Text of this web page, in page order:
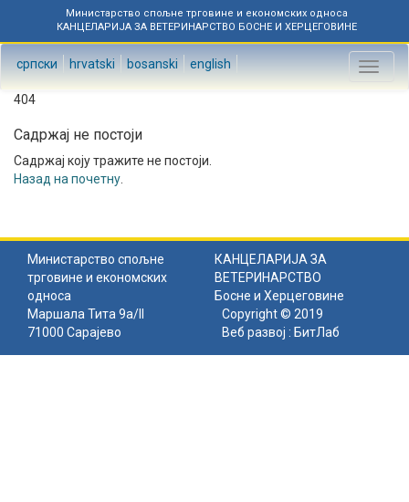
Министарство спољне трговине и економских односа
КАНЦЕЛАРИЈА ЗА ВЕТЕРИНАРСТВО БОСНЕ И ХЕРЦЕГОВИНЕ
српски hrvatski bosanski english
Toggle
404
Садржај не постоји
Садржај коју тражите не постоји.
Назад на почетну
Министарство спољне
трговине и економских
односа
КАНЦЕЛАРИЈА ЗА
ВЕТЕРИНАРСТВО
Босне и Херцеговине
Маршала Тита 9а/II
71000 Сарајево
Copyright © 2019
Веб развој : БитЛаб